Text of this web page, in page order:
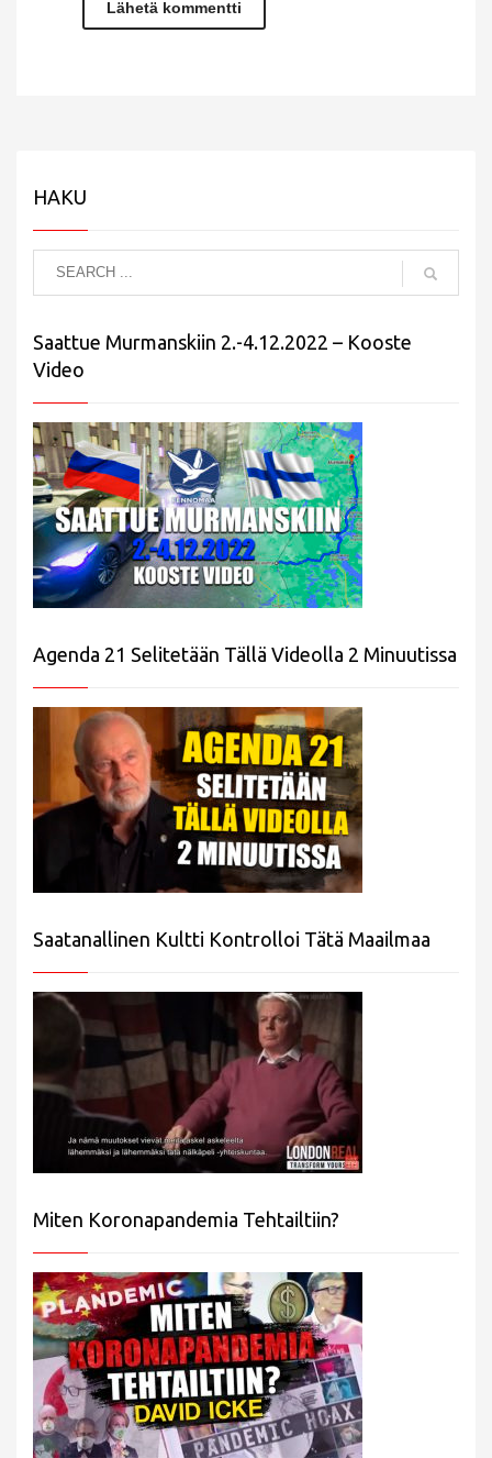
HAKU
Saattue Murmanskiin 2.-4.12.2022 – Kooste
Video
Agenda 21 Selitetään Tällä Videolla 2 Minuutissa
Saatanallinen Kultti Kontrolloi Tätä Maailmaa
Miten Koronapandemia Tehtailtiin?